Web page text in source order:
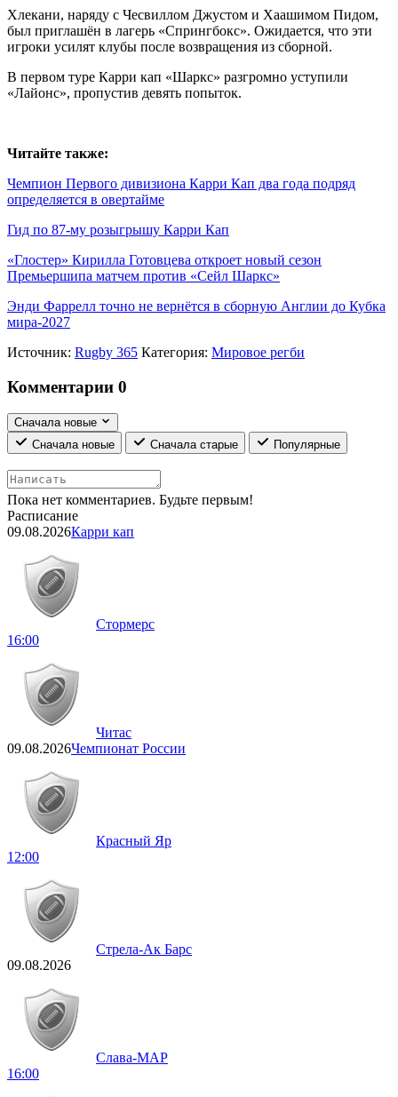
Хлекани, наряду с Чесвиллом Джустом и Хаашимом Пидом,
был приглашён в лагерь «Спрингбокс». Ожидается, что эти
игроки усилят клубы после возвращения из сборной.
В первом туре Карри кап «Шаркс» разгромно уступили
«Лайонс», пропустив девять попыток.
Читайте также:
Чемпион Первого дивизиона Карри Кап два года подряд
определяется в овертайме
Гид по 87-му розыгрышу Карри Кап
«Глостер» Кирилла Готовцева откроет новый сезон
Премьершипа матчем против «Сейл Шаркс»
Энди Фаррелл точно не вернётся в сборную Англии до Кубка
мира-2027
Источник: Rugby 365 Категория: Мировое регби
Комментарии 0
Сначала новые
Сначала новые
Сначала старые Популярные
Пока нет комментариев. Будьте первым!
Расписание
09.08.2026Карри кап
Стормерс
16:00
Читас
09.08.2026Чемпионат России
Красный Яр
12:00
Стрела-Ак Барс
09.08.2026
Слава-МАР
16:00